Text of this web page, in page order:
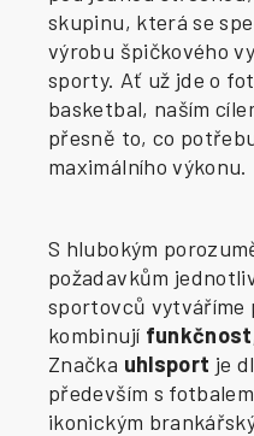
skupinu, která se
výrobu špičkového
sporty. Ať už jde o
basketbal, naším
přesně to, co
maximálního výkonu.
S hlubokým
požadavkům
sportovců vytváříme
kombinují
Značka uhlsport je
především s
ikonickým